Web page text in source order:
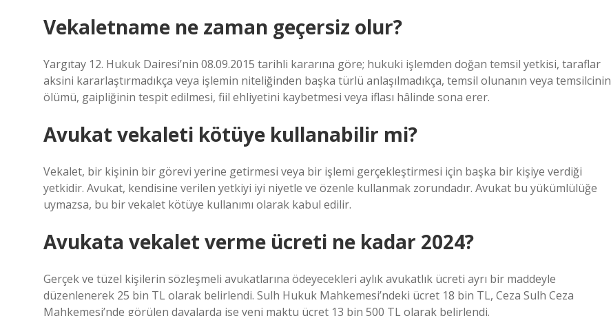
Vekaletname ne zaman geçersiz olur?
Yargıtay 12. Hukuk Dairesi’nin 08.09.2015 tarihli kararına göre; hukuki işlemden doğan temsil yetkisi, taraflar
aksini kararlaştırmadıkça veya işlemin niteliğinden başka türlü anlaşılmadıkça, temsil olunanın veya temsilcinin
ölümü, gaipliğinin tespit edilmesi, fiil ehliyetini kaybetmesi veya iflası hâlinde sona erer.
Avukat vekaleti kötüye kullanabilir mi?
Vekalet, bir kişinin bir görevi yerine getirmesi veya bir işlemi gerçekleştirmesi için başka bir kişiye verdiği
yetkidir. Avukat, kendisine verilen yetkiyi iyi niyetle ve özenle kullanmak zorundadır. Avukat bu yükümlülüğe
uymazsa, bu bir vekalet kötüye kullanımı olarak kabul edilir.
Avukata vekalet verme ücreti ne kadar 2024?
Gerçek ve tüzel kişilerin sözleşmeli avukatlarına ödeyecekleri aylık avukatlık ücreti ayrı bir maddeyle
düzenlenerek 25 bin TL olarak belirlendi. Sulh Hukuk Mahkemesi’ndeki ücret 18 bin TL, Ceza Sulh Ceza
Mahkemesi’nde görülen davalarda ise yeni maktu ücret 13 bin 500 TL olarak belirlendi.